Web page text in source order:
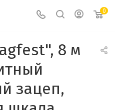
0
8 м
зацеп,